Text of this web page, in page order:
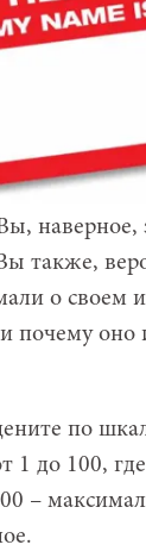
наверное,
также,
о своем
и почему
по
1 до 100,
–